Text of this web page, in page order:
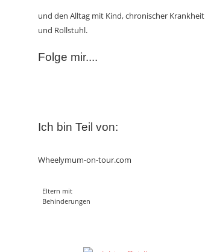
und den Alltag mit Kind, chronischer Krankheit
und Rollstuhl.
Folge mir....
Ich bin Teil von:
Wheelymum-on-tour.com
Eltern mit
Behinderungen